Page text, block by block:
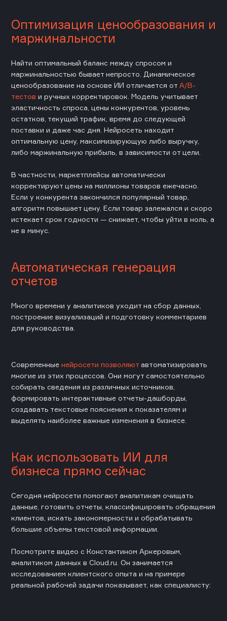
Оптимизация ценообразования и
маржинальности
Найти оптимальный баланс между спросом и
маржинальностью бывает непросто. Динамическое
ценообразование на основе ИИ отличается от A/B-
тестов и ручных корректировок. Модель учитывает
эластичность спроса, цены конкурентов, уровень
остатков, текущий трафик, время до следующей
поставки и даже час дня. Нейросеть находит
оптимальную цену, максимизирующую либо выручку,
либо маржинальную прибыль, в зависимости от цели.
В частности, маркетплейсы автоматически
корректируют цены на миллионы товаров ежечасно.
Если у конкурента закончился популярный товар,
алгоритм повышает цену. Если товар залежался и скоро
истекает срок годности — снижает, чтобы уйти в ноль, а
не в минус.
Автоматическая генерация
отчетов
Много времени у аналитиков уходит на сбор данных,
построение визуализаций и подготовку комментариев
для руководства.
Современные нейросети позволяют автоматизировать
многие из этих процессов. Они могут самостоятельно
собирать сведения из различных источников,
формировать интерактивные отчеты-дашборды,
создавать текстовые пояснения к показателям и
выделять наиболее важные изменения в бизнесе.
Как использовать ИИ для
бизнеса прямо сейчас
Сегодня нейросети помогают аналитикам очищать
данные, готовить отчеты, классифицировать обращения
клиентов, искать закономерности и обрабатывать
большие объемы текстовой информации.
Посмотрите видео с Константином Аркеровым,
аналитиком данных в Cloud.ru. Он занимается
исследованием клиентского опыта и на примере
реальной рабочей задачи показывает, как специалисту: